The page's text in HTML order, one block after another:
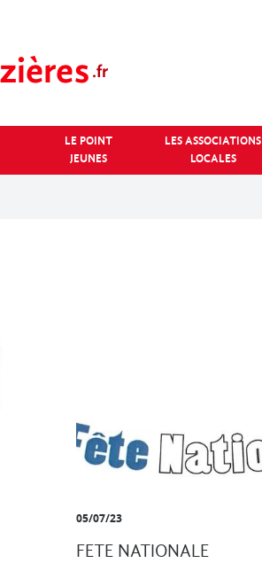
LE POINT
JEUNES
LES ASSOCIATIONS
LOCALES
05/07/23
FETE NATIONALE